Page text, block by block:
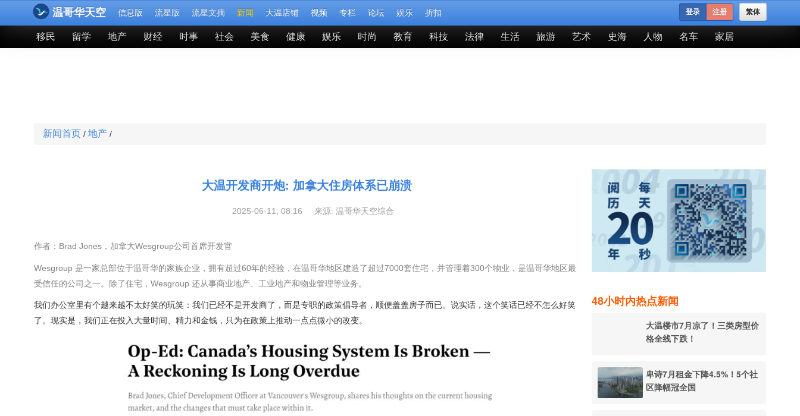
温哥华天空 信息版 流星版 流星文摘 新闻 大温店铺 视频 专栏 论坛 娱乐 折扣 繁体
登录 注册
移民 留学 地产 财经 时事 社会 美食 健康 娱乐 时尚 教育 科技 法律 生活 旅游 艺术 史海 人物 名车 家居
新闻首页 / 地产 /
大温开发商开炮: 加拿大住房体系已崩溃
2025-06-11, 08:16 来源: 温哥华天空综合
作者：Brad Jones， 加拿大Wesgroup公司首席开发官
Wesgroup 是一家总部位于温哥华的家族企业，拥有超过60年的经验，在温哥华地区建造了超过7000套住宅，并管理着300个物业，是温哥华地区最
受信任的公司之一。除了住宅，Wesgroup 还从事商业地产、工业地产和物业管理等业务。
我们办公室里有个越来越不太好笑的玩笑：我们已经不是开发商了，而是专职的政策倡导者，顺便盖盖房子而已。说实话，这个笑话已经不怎么好笑
了。现实是，我们正在投入大量时间、精力和金钱，只为在政策上推动一点点微小的改变。
48小时内热点新闻
大温楼市7月凉了！三类房型价
格全线下跌！
卑诗7月租金下降4.5%！5个社
区降幅冠全国